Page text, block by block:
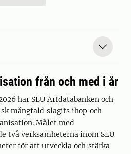
från och med i år
har SLU Artdatabanken och
mångfald slagits ihop och
Målet med
två verksamheterna inom SLU
för att utveckla och stärka